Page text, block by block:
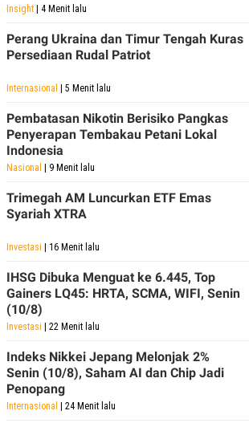
OF
USE
PEMBERITAAN
PRIVACY
POLICY
Insight | 4 Menit lalu
Perang Ukraina dan Timur Tengah Kuras
Persediaan Rudal Patriot
Internasional | 5 Menit lalu
Pembatasan Nikotin Berisiko Pangkas
Penyerapan Tembakau Petani Lokal
Indonesia
Nasional | 9 Menit lalu
Trimegah AM Luncurkan ETF Emas
Syariah XTRA
Investasi | 16 Menit lalu
IHSG Dibuka Menguat ke 6.445, Top
Gainers LQ45: HRTA, SCMA, WIFI, Senin
(10/8)
Investasi | 22 Menit lalu
Indeks Nikkei Jepang Melonjak 2%
Senin (10/8), Saham AI dan Chip Jadi
Penopang
Internasional | 24 Menit lalu